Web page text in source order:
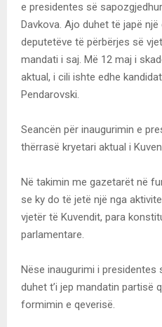
e presidentes së
Davkova. Ajo duhet të japë
deputetëve të përbërjes së
mandati i saj. Më 12 maj i
aktual, i cili ishte edhe
Pendarovski.
Seancën për inaugurimin e
thërrasë kryetari aktual i
Në takimin me gazetarët në
se ky do të jetë një nga
vjetër të Kuvendit, para
parlamentare.
Nëse inaugurimi i presidentes
duhet t’i jep mandatin partisë
formimin e qeverisë.